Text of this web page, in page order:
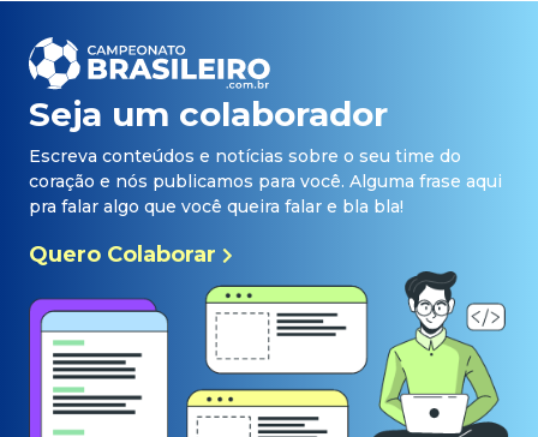
Seja um colaborador
Escreva conteúdos e notícias sobre o seu time do
coração e nós publicamos para você. Alguma frase aqui
pra falar algo que você queira falar e bla bla!
Quero Colaborar